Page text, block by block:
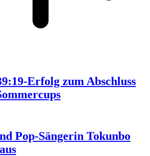
Erfolg zum Abschluss
Pop-Sängerin Tokunbo